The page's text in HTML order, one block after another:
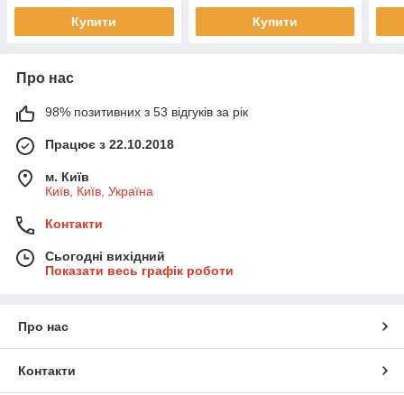
Купити Купити
Про нас
98% позитивних з 53 відгуків за рік
Працює з 22.10.2018
м. Київ
Київ, Київ, Україна
Контакти
Сьогодні вихідний
Показати весь графік роботи
Про нас
Контакти